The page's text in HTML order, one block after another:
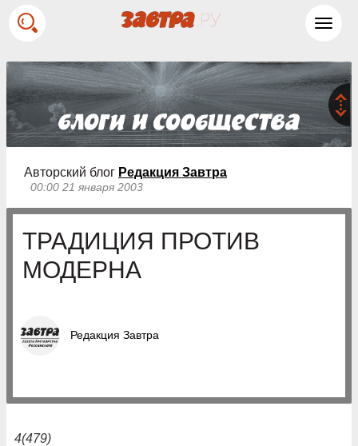
Авторский блог Редакция Завтра
00:00 21 января 2003
ТРАДИЦИЯ ПРОТИВ
МОДЕРНА
Редакция Завтра
4(479)